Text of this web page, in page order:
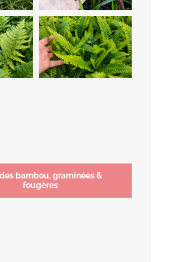
bambou, graminées &
fougères